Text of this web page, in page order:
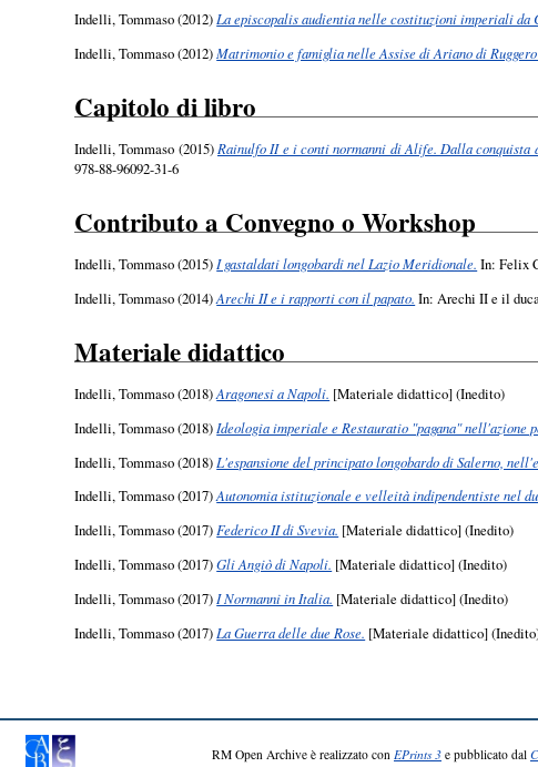
Indelli, Tommaso(2012)La episcopalis audientia nelle costituzioni imperiali da
Indelli, Tommaso(2012)Matrimonio e famiglia nelle Assise di Ariano di
Capitolo di libro
Indelli, Tommaso (2015) Rainulfo II e i conti normanni di Alife. Dalla conquista
978-88-96092-31-6
Contributo a Convegno o Workshop
Indelli, Tommaso(2015)I gastaldati longobardi nel Lazio Meridionale. In: Felix
Indelli, Tommaso(2014)Arechi II e i rapporti con il papato. In: Arechi II e il
Materiale didattico
Indelli, Tommaso(2018)Aragonesi a Napoli. [Materiale didattico] (Inedito)
Indelli, Tommaso(2018)Ideologia imperiale e Restauratio "pagana"
Indelli, Tommaso(2018)L'espansione del principato longobardo di Salerno,
Indelli, Tommaso(2017)Autonomia istituzionale e velleità indipendentiste nel
Indelli, Tommaso(2017)Federico II di Svevia. [Materiale didattico] (Inedito)
Indelli, Tommaso(2017)Gli Angiò di Napoli. [Materiale didattico] (Inedito)
Indelli, Tommaso(2017)I Normanni in Italia. [Materiale didattico] (Inedito)
Indelli, Tommaso(2017) La Guerra delle due Rose. [Materiale didattico]
RM Open Archive è realizzato con EPrints 3 e pubblicato dal